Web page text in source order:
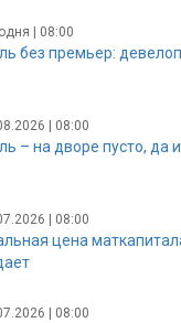
| 08:00
без премьер:
| 08:00
– на дворе пусто, да
| 08:00
цена
| 08:00